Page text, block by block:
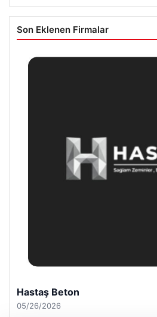
Son Eklenen Firmalar
Prenses Night Club
04/29/2026